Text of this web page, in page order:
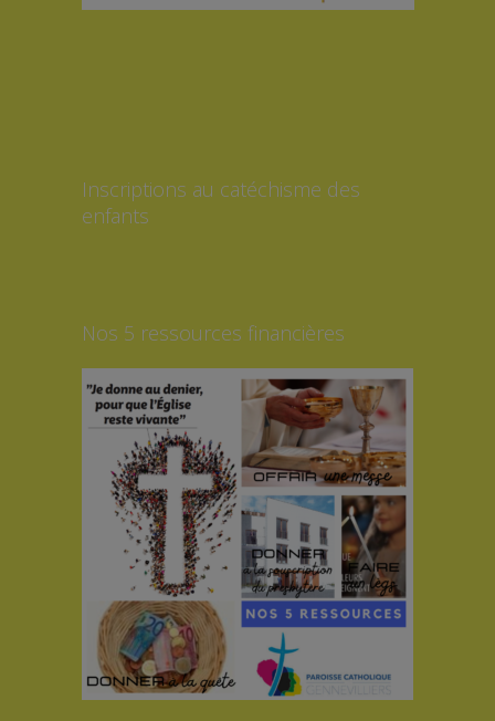
Inscriptions au catéchisme des
enfants
Nos 5 ressources financières